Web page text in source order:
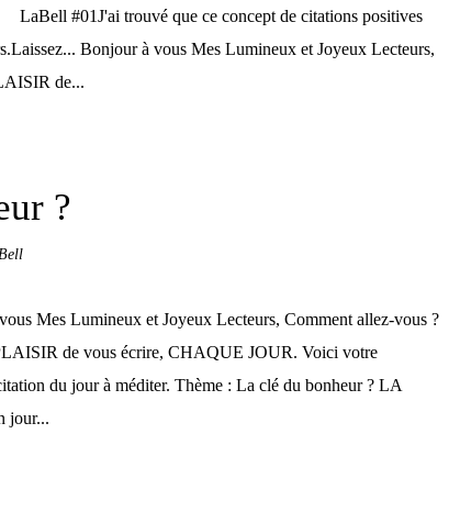
LaBell #01J'ai trouvé que ce concept de citations positives
Bonjour à vous Mes Lumineux et Joyeux Lecteurs,
de...
?
Mes Lumineux et Joyeux Lecteurs, Comment allez-vous ?
de vous écrire, CHAQUE JOUR. Voici votre
du jour à méditer. Thème : La clé du bonheur ? LA
jour...